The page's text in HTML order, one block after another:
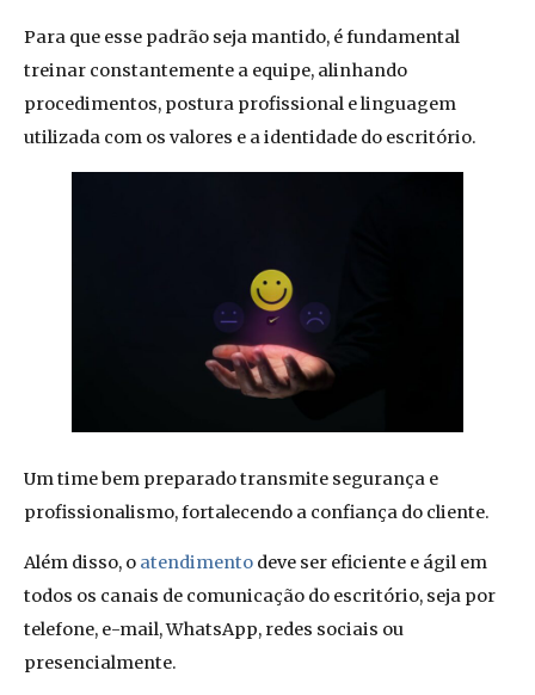
Para que esse padrão seja mantido, é fundamental
treinar constantemente a equipe, alinhando
procedimentos, postura profissional e linguagem
utilizada com os valores e a identidade do escritório.
Um time bem preparado transmite segurança e
profissionalismo, fortalecendo a confiança do cliente.
Além disso, o atendimento deve ser eficiente e ágil em
todos os canais de comunicação do escritório, seja por
telefone, e-mail, WhatsApp, redes sociais ou
presencialmente.